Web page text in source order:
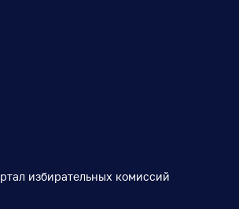
избирательных комиссий